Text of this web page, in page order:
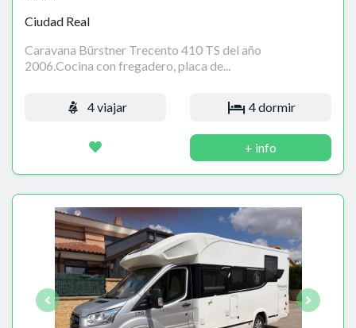
Ciudad Real
Caravana Bürstner Trecento 410 TS del año
2006.Cocina con fregadero, placa de...
4 viajar 4 dormir
+ info